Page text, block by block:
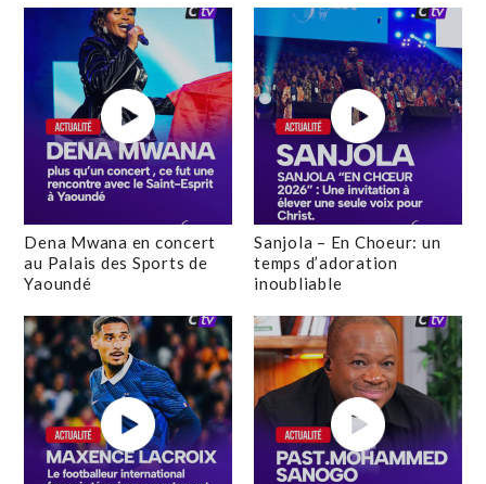
Dena Mwana en concert
au Palais des Sports de
Yaoundé
Sanjola – En Choeur: un
temps d’adoration
inoubliable